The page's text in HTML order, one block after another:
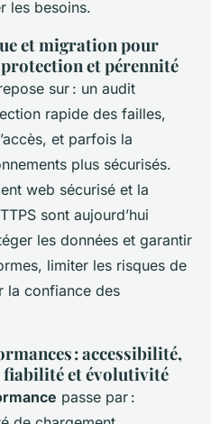
les besoins.
et migration pour
et pérennité
sur : un audit
rapide des failles,
et parfois la
plus sécurisés.
web sécurisé et la
sont aujourd’hui
les données et garantir
limiter les risques de
la confiance des
: accessibilité,
fiabilité et évolutivité
passe par :